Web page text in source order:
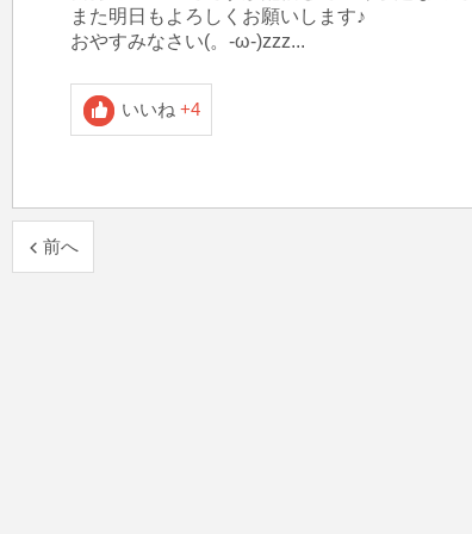
また明日もよろしくお願いします♪
おやすみなさい(。-ω-)zzz...
いいね +4
前へ